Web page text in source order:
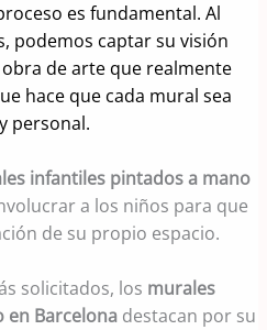
es fundamental. Al
podemos captar su visión
de arte que realmente
hace que cada mural sea
personal.
infantiles pintados a mano
a los niños para que
de su propio espacio.
solicitados, los murales
en Barcelona destacan por su